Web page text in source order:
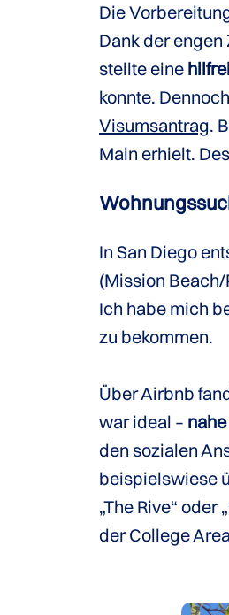
Die
Dank der
stellte eine
konnte.
Visumsantrag.
Main erhielt.
In San Diego
(Mission
Ich habe mich
zu bekommen.
Über Airbnb
war ideal –
den sozialen
beispielswiese
„The Rive“
der College